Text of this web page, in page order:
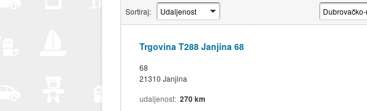
Sortiraj:
Trgovina T288 Janjina 68
68
21310 Janjina
udaljenost 270 km